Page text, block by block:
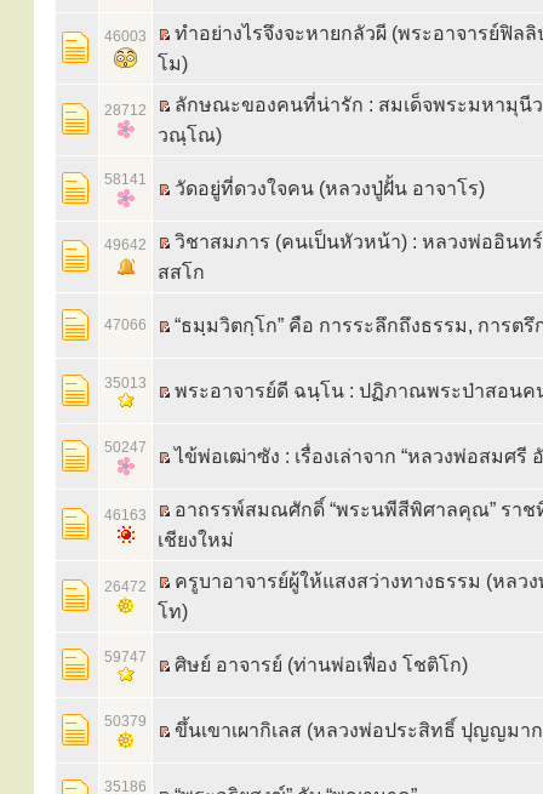
46003
ทำอย่างไรจึงจะหายกลัวผี (พระอาจารย์ฟิล
โม)
28712
ลักษณะของคนที่น่ารัก : สมเด็จพระมหามุนีว
วณฺโณ)
58141 วัดอยู่ที่ดวงใจคน (หลวงปู่ฝั้น อาจาโร)
49642
วิชาสมภาร (คนเป็นหัวหน้า) : หลวงพ่ออินท
สสโก
47066 “ธมฺมวิตกฺโก” คือ การระลึกถึงธรรม, การตรึ
35013 พระอาจารย์ดี ฉนฺโน : ปฏิภาณพระป่าสอนค
50247 ไข้พ่อเฒ่าซัง : เรื่องเล่าจาก “หลวงพ่อสมศรี
46163
อาถรรพ์สมณศักดิ์ “พระนพีสีพิศาลคุณ” รา
เชียงใหม่
26472
ครูบาอาจารย์ผู้ให้แสงสว่างทางธรรม (หลว
โท)
59747 ศิษย์ อาจารย์ (ท่านพ่อเฟื่อง โชติโก)
50379 ขึ้นเขาเผากิเลส (หลวงพ่อประสิทธิ์ ปุญญมา
35186